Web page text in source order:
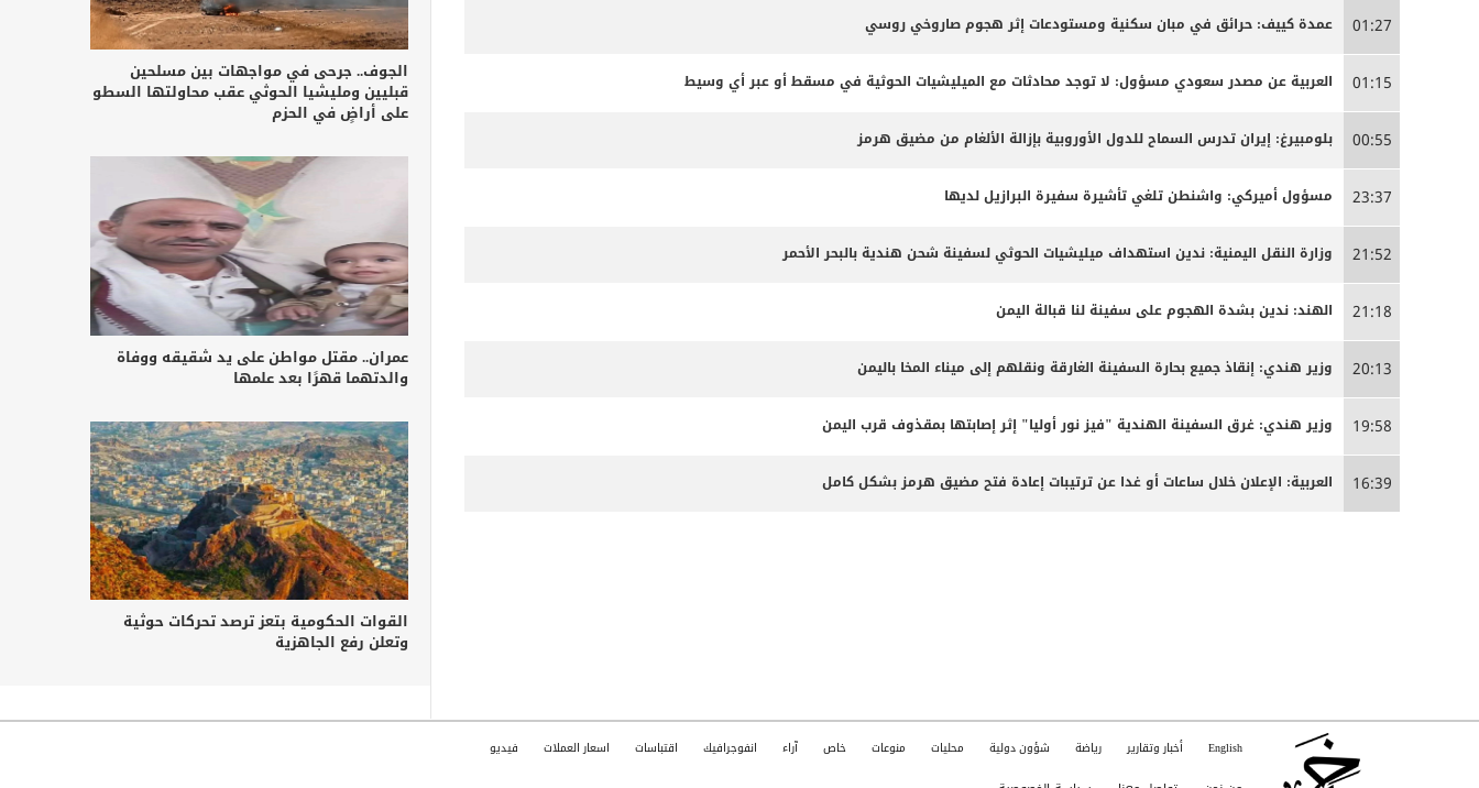
01:27 عمدة كييف: حرائق في مبان سكنية ومستودعات إثر هجوم صاروخي روسي
01:15 العربية عن مصدر سعودي مسؤول: لا توجد محادثات مع الميليشيات الحوثية في مسقط أو عبر أي وسيط
00:55 بلومبيرغ: إيران تدرس السماح للدول الأوروبية بإزالة الألغام من مضيق هرمز
23:37 مسؤول أميركي: واشنطن تلغي تأشيرة سفيرة البرازيل لديها
21:52 وزارة النقل اليمنية: ندين استهداف ميليشيات الحوثي لسفينة شحن هندية بالبحر الأحمر
21:18 الهند: ندين بشدة الهجوم على سفينة لنا قبالة اليمن
20:13 وزير هندي: إنقاذ جميع بحارة السفينة الغارقة ونقلهم إلى ميناء المخا باليمن
19:58 وزير هندي: غرق السفينة الهندية "فيز نور أوليا" إثر إصابتها بمقذوف قرب اليمن
16:39 العربية: الإعلان خلال ساعات أو غدا عن ترتيبات إعادة فتح مضيق هرمز بشكل كامل
الجوف.. جرحى في مواجهات بين مسلحين
قبليين ومليشيا الحوثي عقب محاولتها السطو
على أراضٍ في الحزم
عمران.. مقتل مواطن على يد شقيقه ووفاة
والدتهما قهرًا بعد علمها
القوات الحكومية بتعز ترصد تحركات حوثية
وتعلن رفع الجاهزية
English أخبار وتقارير رياضة شؤون دولية محليات منوعات خاص آراء انفوجرافيك اقتباسات اسعار العملات فيديو